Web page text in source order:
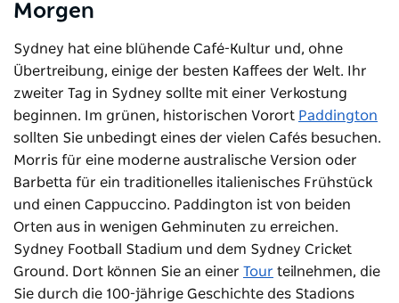
Morgen
Sydney hat eine blühende Café-Kultur und, ohne
Übertreibung, einige der besten Kaffees der Welt. Ihr
zweiter Tag in Sydney sollte mit einer Verkostung
beginnen. Im grünen, historischen Vorort Paddington
sollten Sie unbedingt eines der vielen Cafés besuchen.
Morris für eine moderne australische Version oder
Barbetta für ein traditionelles italienisches Frühstück
und einen Cappuccino. Paddington ist von beiden
Orten aus in wenigen Gehminuten zu erreichen.
Sydney Football Stadium und dem Sydney Cricket
Ground. Dort können Sie an einer Tour teilnehmen, die
Sie durch die 100-jährige Geschichte des Stadions